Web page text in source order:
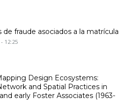
fraude asociados a la matrícula
12:25
Design Ecosystems:
and Spatial Practices in
early Foster Associates (1963-